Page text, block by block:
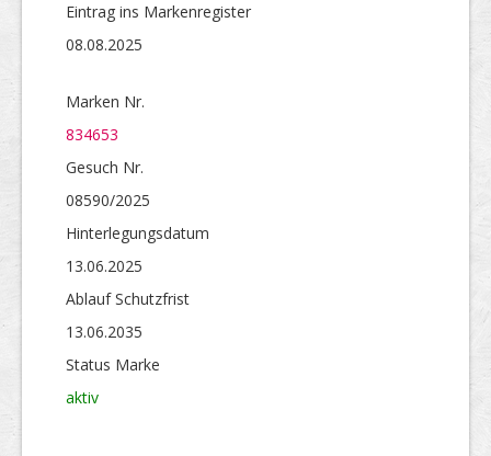
Eintrag ins Markenregister
08.08.2025
Marken Nr.
834653
Gesuch Nr.
08590/2025
Hinterlegungs­datum
13.06.2025
Ablauf Schutzfrist
13.06.2035
Status Marke
aktiv